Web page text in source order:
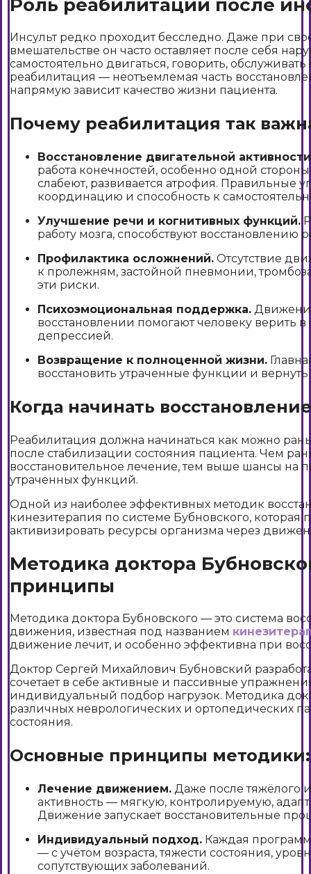
Роль реабилитации после
Инсульт редко проходит бесследно. Даже при
вмешательстве он часто оставляет после себя
самостоятельно двигаться, говорить,
реабилитация — неотъемлемая часть
напрямую зависит качество жизни пациента.
Почему реабилитация так
Восстановление двигательной
работа конечностей, особенно одной
слабеют, развивается атрофия. Правильные
координацию и способность к
Улучшение речи и когнитивных функций.
работу мозга, способствуют
Профилактика осложнений. Отсутствие
к пролежням, застойной пневмонии,
эти риски.
Психоэмоциональная поддержка.
восстановлении помогают человеку верить в
депрессией.
Возвращение к полноценной жизни.
восстановить утраченные функции и
Когда начинать
Реабилитация должна начинаться как можно
после стабилизации состояния пациента. Чем
восстановительное лечение, тем выше шансы на
утраченных функций.
Одной из наиболее эффективных методик
кинезитерапия по системе Бубновского, которая
активизировать ресурсы организма через
Методика доктора
принципы
Методика доктора Бубновского — это система
движения, известная под названием
движение лечит, и особенно эффективна при
Доктор Сергей Михайлович Бубновский
сочетает в себе активные и пассивные
индивидуальный подбор нагрузок. Методика
различных неврологических и ортопедических
состояния.
Основные принципы методики:
Лечение движением. Даже после тяжёлого
активность — мягкую, контролируемую,
Движение запускает восстановительные
Индивидуальный подход. Каждая
— с учётом возраста, тяжести состояния,
сопутствующих заболеваний.